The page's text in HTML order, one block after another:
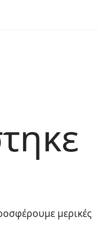
μερικές